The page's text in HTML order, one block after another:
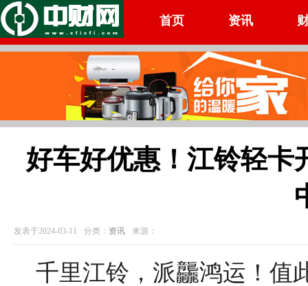
首页 资讯
好车好优惠！江铃轻卡
发表于2024-03-11 分类： 资讯 来源：
千里江铃，派龘鸿运！值